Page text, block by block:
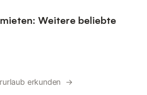
Weitere beliebte
erkunden →